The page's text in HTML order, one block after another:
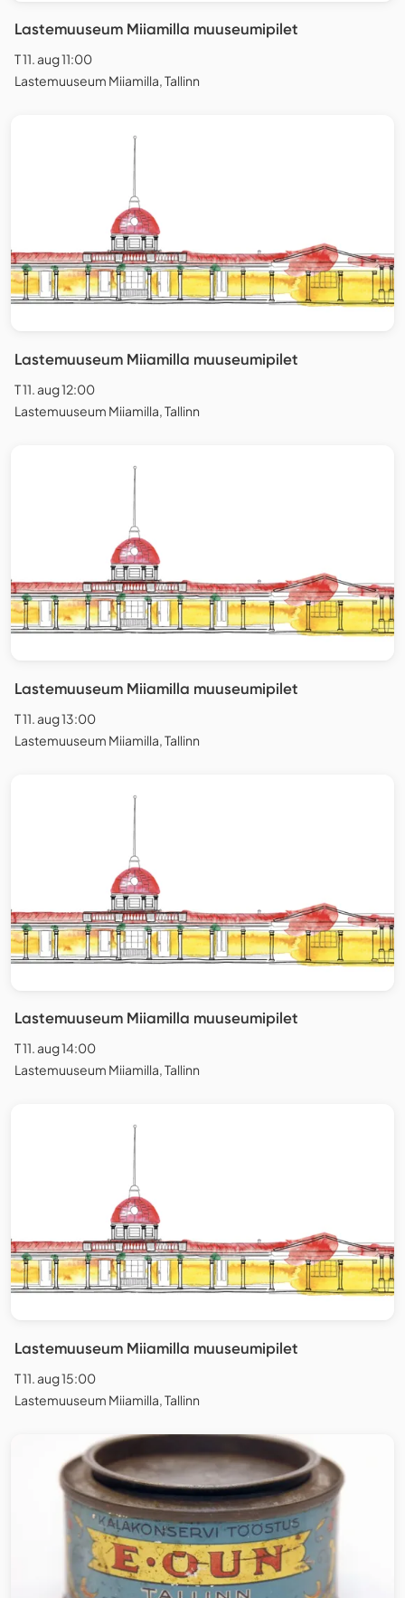
Lastemuuseum Miiamilla muuseumipilet
T 11. aug 11:00
Lastemuuseum Miiamilla, Tallinn
Lastemuuseum Miiamilla muuseumipilet
T 11. aug 12:00
Lastemuuseum Miiamilla, Tallinn
Lastemuuseum Miiamilla muuseumipilet
T 11. aug 13:00
Lastemuuseum Miiamilla, Tallinn
Lastemuuseum Miiamilla muuseumipilet
T 11. aug 14:00
Lastemuuseum Miiamilla, Tallinn
Lastemuuseum Miiamilla muuseumipilet
T 11. aug 15:00
Lastemuuseum Miiamilla, Tallinn